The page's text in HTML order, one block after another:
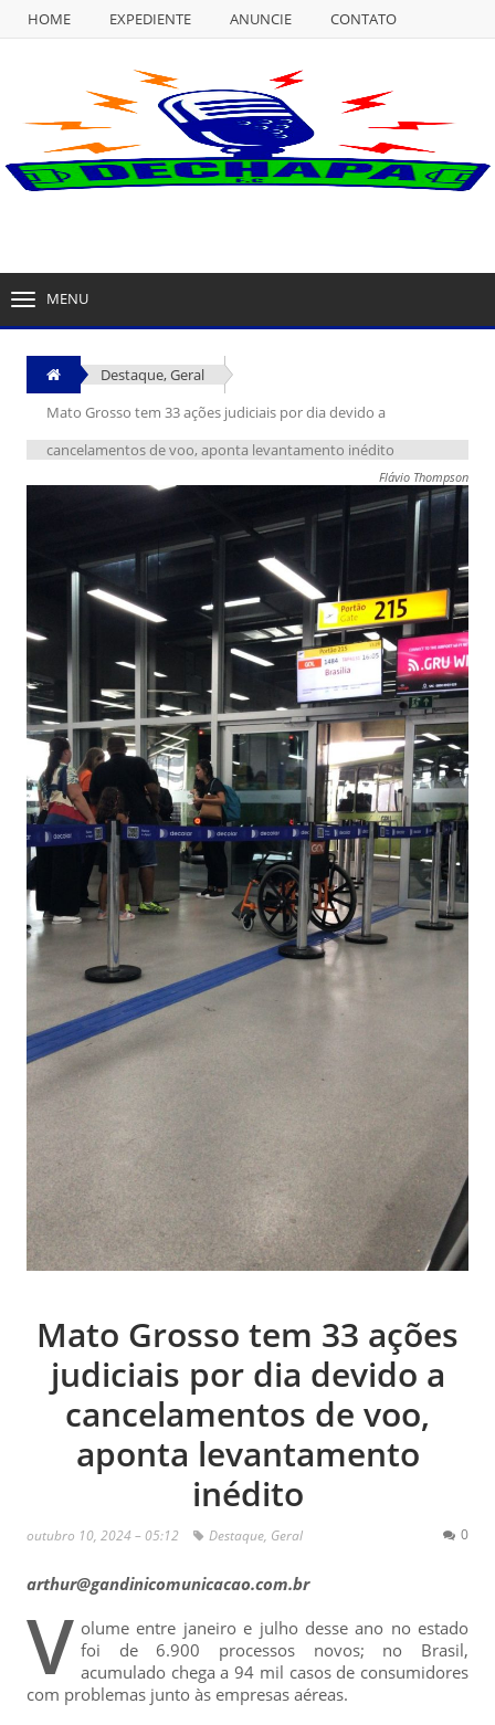
HOME EXPEDIENTE ANUNCIE
CONTATO
EXPEDIENTE ANUNCIE
MENU
Destaque,Geral
Mato Grosso tem 33 ações judiciais por dia devido a
cancelamentos de voo, aponta levantamento inédito
Flávio Thompson
Mato Grosso tem 33 ações
judiciais por dia devido a
cancelamentos de voo,
aponta levantamento
inédito
outubro 10, 2024 – 05:12 Destaque, Geral 0
arthur@gandinicomunicacao.com.br
V olume entre janeiro e julho desse ano no estado
foi de 6.900 processos novos; no Brasil,
acumulado chega a 94 mil casos de consumidores
com problemas junto às empresas aéreas.